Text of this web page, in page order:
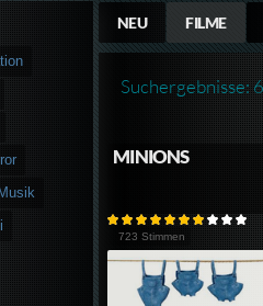
NEU FILME
Suchergebnisse: 6
MINIONS
723 Stimmen